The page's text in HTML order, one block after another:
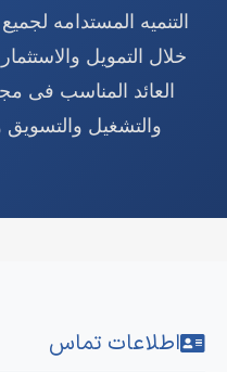
التنمیه المستدامه
خلال التمویل
العائد المناسب فی
والتشغیل والتسویق
اطلاعات تماس